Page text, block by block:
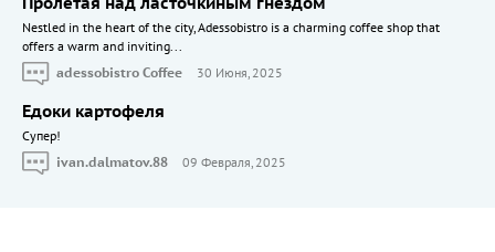
Nestled in the heart of the city, Adessobistro is a charming coffee shop that
offers a warm and inviting...
adessobistro Coffee
30 Июня, 2025
Едоки картофеля
Cупер!
ivan.dalmatov.88
09 Февраля, 2025